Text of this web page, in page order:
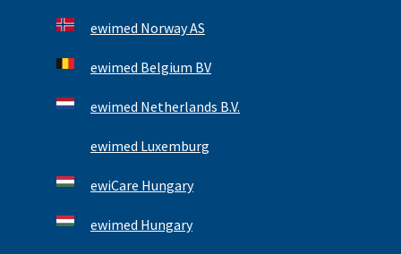
ewimed Norway AS
ewimed Belgium BV
ewimed Netherlands B.V.
ewimed Luxemburg
ewiCare Hungary
ewimed Hungary